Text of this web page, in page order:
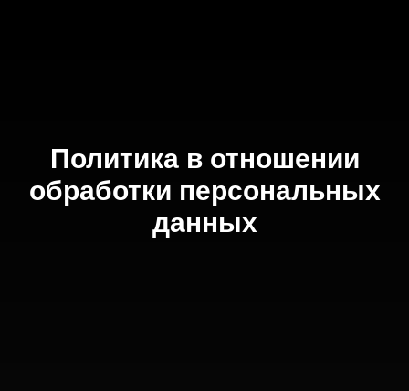
Политика в отношении
обработки персональных
данных